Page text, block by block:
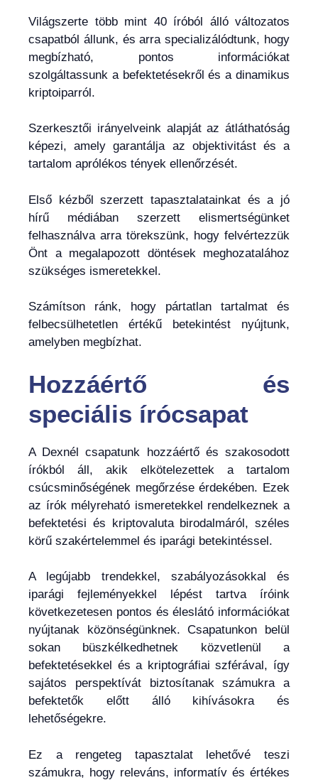
Világszerte több mint 40 íróból álló változatos
csapatból állunk, és arra specializálódtunk, hogy
megbízható, pontos információkat
szolgáltassunk a befektetésekről és a dinamikus
kriptoiparról.
Szerkesztői irányelveink alapját az átláthatóság
képezi, amely garantálja az objektivitást és a
tartalom aprólékos tények ellenőrzését.
Első kézből szerzett tapasztalatainkat és a jó
hírű médiában szerzett elismertségünket
felhasználva arra törekszünk, hogy felvértezzük
Önt a megalapozott döntések meghozatalához
szükséges ismeretekkel.
Számítson ránk, hogy pártatlan tartalmat és
felbecsülhetetlen értékű betekintést nyújtunk,
amelyben megbízhat.
Hozzáértő és
speciális írócsapat
A Dexnél csapatunk hozzáértő és szakosodott
írókból áll, akik elkötelezettek a tartalom
csúcsminőségének megőrzése érdekében. Ezek
az írók mélyreható ismeretekkel rendelkeznek a
befektetési és kriptovaluta birodalmáról, széles
körű szakértelemmel és iparági betekintéssel.
A legújabb trendekkel, szabályozásokkal és
iparági fejleményekkel lépést tartva íróink
következetesen pontos és éleslátó információkat
nyújtanak közönségünknek. Csapatunkon belül
sokan büszkélkedhetnek közvetlenül a
befektetésekkel és a kriptográfiai szférával, így
sajátos perspektívát biztosítanak számukra a
befektetők előtt álló kihívásokra és
lehetőségekre.
Ez a rengeteg tapasztalat lehetővé teszi
számukra, hogy releváns, informatív és értékes